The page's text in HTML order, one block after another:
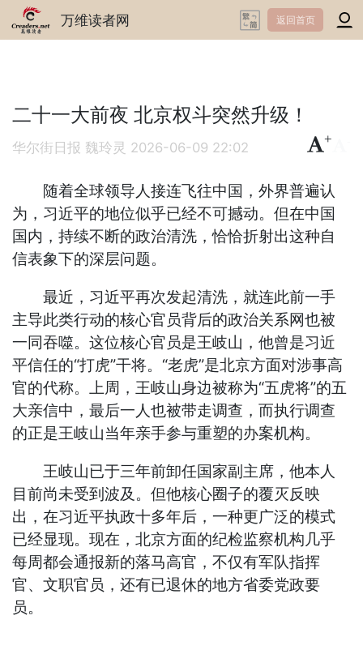
万维读者网 返回首页
二十一大前夜 北京权斗突然升级！
华尔街日报 魏玲灵 2026-06-09 22:02
+
随着全球领导人接连飞往中国，外界普遍认
为，习近平的地位似乎已经不可撼动。但在中国
国内，持续不断的政治清洗，恰恰折射出这种自
信表象下的深层问题。
最近，习近平再次发起清洗，就连此前一手
主导此类行动的核心官员背后的政治关系网也被
一同吞噬。这位核心官员是王岐山，他曾是习近
平信任的“打虎”干将。“老虎”是北京方面对涉事高
官的代称。上周，王岐山身边被称为“五虎将”的五
大亲信中，最后一人也被带走调查，而执行调查
的正是王岐山当年亲手参与重塑的办案机构。
王岐山已于三年前卸任国家副主席，他本人
目前尚未受到波及。但他核心圈子的覆灭反映
出，在习近平执政十多年后，一种更广泛的模式
已经显现。现在，北京方面的纪检监察机构几乎
每周都会通报新的落马高官，不仅有军队指挥
官、文职官员，还有已退休的地方省委党政要
员。